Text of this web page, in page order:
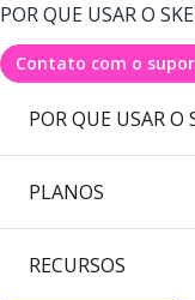
POR QUE USAR O
Contato com o
POR QUE USAR O
PLANOS
RECURSOS